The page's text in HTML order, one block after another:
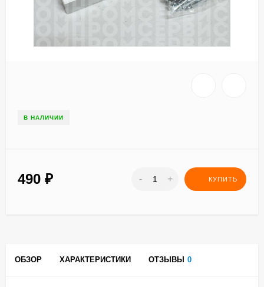
В НАЛИЧИИ
490 ₽ - + КУПИТЬ
ОБЗОР ХАРАКТЕРИСТИКИ ОТЗЫВЫ 0